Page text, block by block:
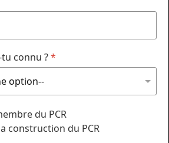
connu ?*
du PCR
construction du PCR